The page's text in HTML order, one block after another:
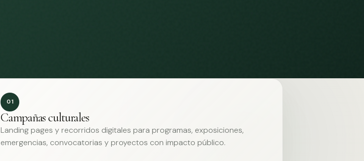
01
Campañas culturales
Landing pages y recorridos digitales para programas, exposiciones,
emergencias, convocatorias y proyectos con impacto público.